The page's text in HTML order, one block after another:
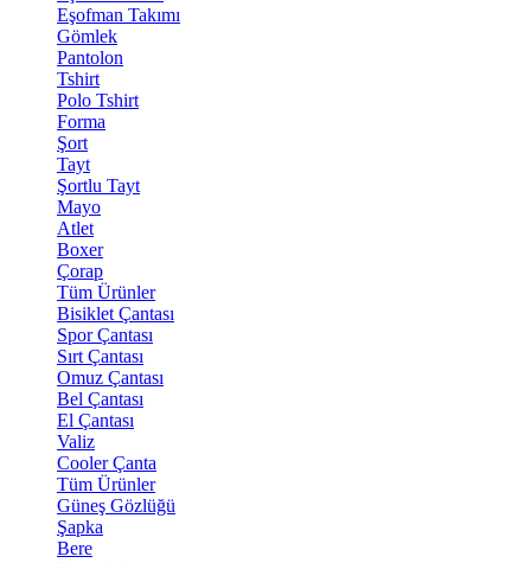
Eşofman Takımı
Gömlek
Pantolon
Tshirt
Polo Tshirt
Forma
Şort
Tayt
Şortlu Tayt
Mayo
Atlet
Boxer
Çorap
Tüm Ürünler
Bisiklet Çantası
Spor Çantası
Sırt Çantası
Omuz Çantası
Bel Çantası
El Çantası
Valiz
Cooler Çanta
Tüm Ürünler
Güneş Gözlüğü
Şapka
Bere